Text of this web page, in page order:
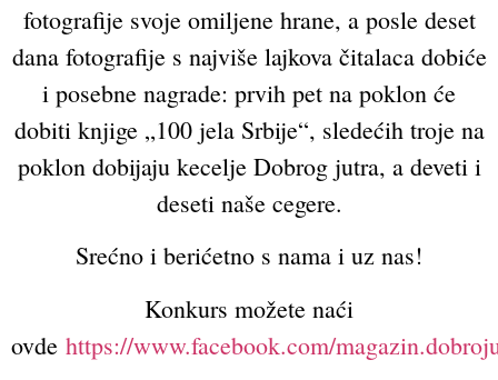
fotografije svoje omiljene hrane, a posle deset
dana fotografije s najviše lajkova čitalaca dobiće
i posebne nagrade: prvih pet na poklon će
dobiti knjige „100 jela Srbije“, sledećih troje na
poklon dobijaju kecelje Dobrog jutra, a deveti i
deseti naše cegere.
Srećno i berićetno s nama i uz nas!
Konkurs možete naći
ovde https://www.facebook.com/